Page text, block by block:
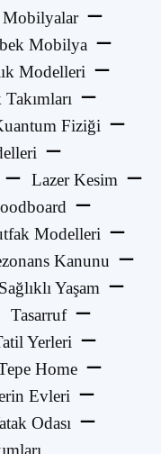
Mobilya
Modelleri
Fiziği
Lazer Kesim
Modelleri
Kanunu
Sağlıklı Yaşam
Tasarruf
Yerleri
Home
Evleri
Odası